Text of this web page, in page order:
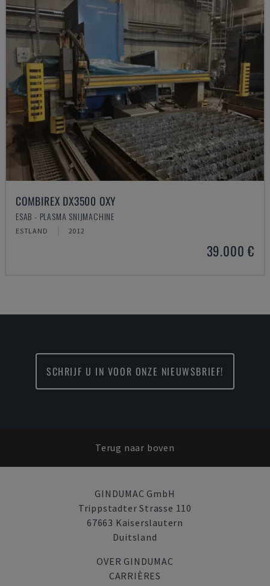
COMBIREX DX3500 OXY
ESAB - PLASMA SNIJMACHINE
ESTLAND 2012
39.000 €
SCHRIJF U IN VOOR ONZE NIEUWSBRIEF!
Terug naar boven
GINDUMAC GmbH
Trippstadter Strasse 110
67663 Kaiserslautern
Duitsland
OVER GINDUMAC
CARRIÈRES